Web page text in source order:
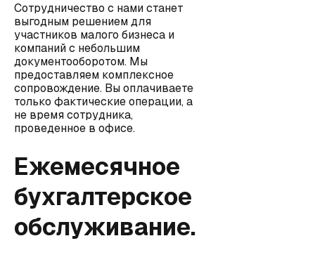
Сотрудничество с нами станет
выгодным решением для
участников малого бизнеса и
компаний с небольшим
документооборотом. Мы
предоставляем комплексное
сопровождение. Вы оплачиваете
только фактические операции, а
не время сотрудника,
проведенное в офисе.
Ежемесячное
бухгалтерское
обслуживание.